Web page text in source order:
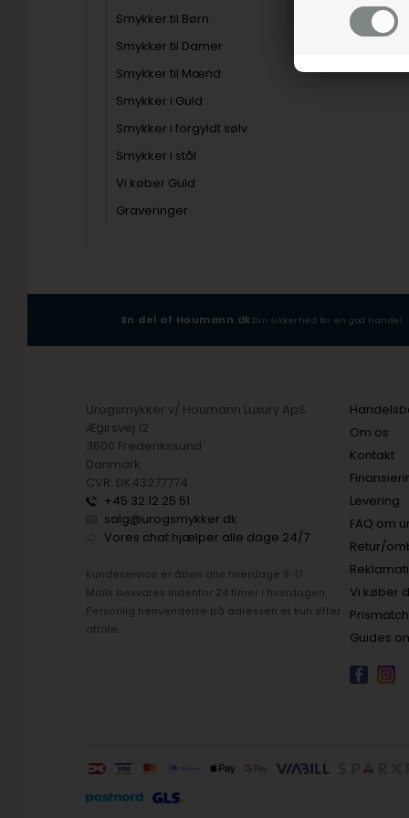
Smykker til Børn
Smykker til Damer
Smykker til Mænd
Smykker i Guld
Smykker i forgyldt sølv
Smykker i stål
Vi køber Guld
Graveringer
En del af Houmann.dk Din sikkerhed for en god handel
Urogsmykker v/ Houmann Luxury ApS
Ægirsvej 12
3600 Frederikssund
Danmark
CVR: DK43277774
+45 32 12 25 51
salg@urogsmykker.dk
Vores chat hjælper alle dage 24/7
Kundeservice er åben alle hverdage 9-17.
Mails besvares indenfor 24 timer i hverdagen.
Personlig henvendelse på adressen er kun efter
aftale.
Om os
Kontakt
Levering
FAQ om
Retur/
Vi køber
Guides